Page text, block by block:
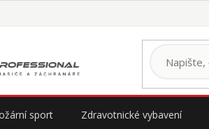
sport Zdravotnické vybavení